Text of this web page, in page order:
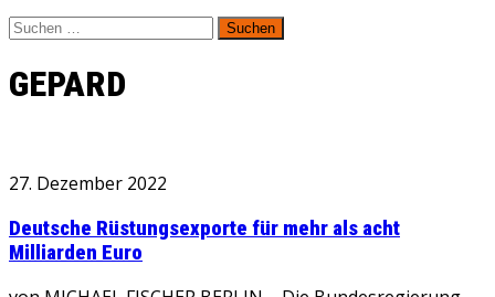
Suchen
nach:
GEPARD
27. Dezember 2022
Deutsche Rüstungsexporte für mehr als acht
Milliarden Euro